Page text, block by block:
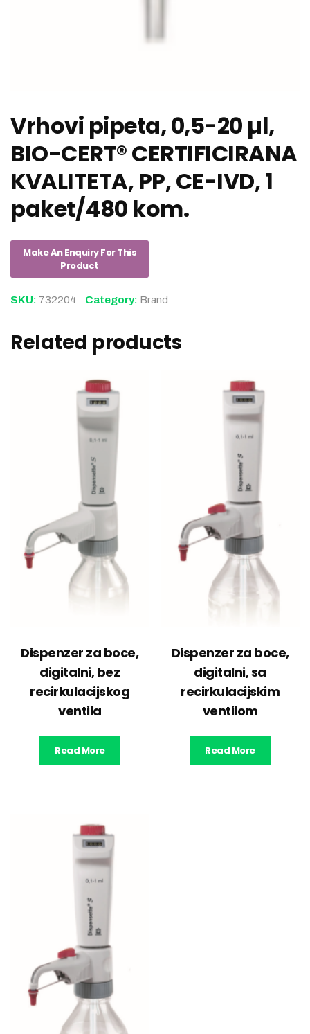
Vrhovi pipeta, 0,5-20 µl,
BIO-CERT® CERTIFICIRANA
KVALITETA, PP, CE-IVD, 1
paket/480 kom.
SKU: 732204 Category: Brand
Related products
Dispenzer za boce,
digitalni, bez
recirkulacijskog
ventila
Read More
Dispenzer za boce,
digitalni, sa
recirkulacijskim
ventilom
Read More